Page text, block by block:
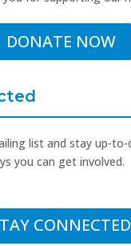
DONATE NOW
list and stay up-
you can get involved.
CONNECTED